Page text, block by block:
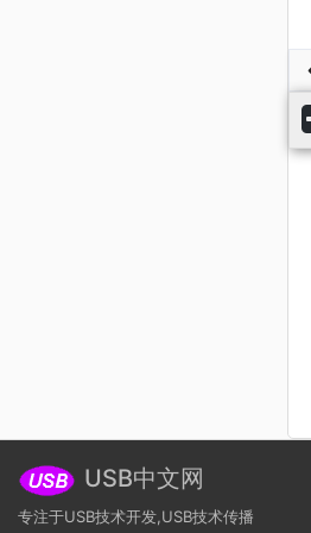
USB中文网
专注于USB技术开发,USB技术传播